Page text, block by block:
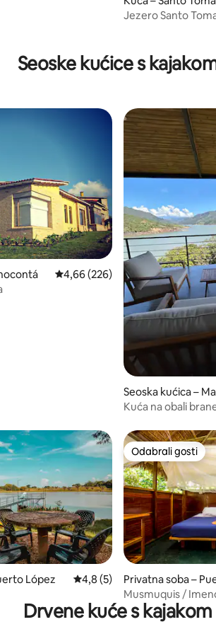
Jezero Santo
Seoske kućice s
Prosječna ocjena: 4,66/5,
4,66 (226)
Seoska kućica –
Kuća na obali
21
López Prosječna ocjena: 4,8/5,
4,8 (5)
Odabrali gosti
Odabrali gosti
Privatna soba –
nado
Musmuquis /
Drvene kuće s kajakom